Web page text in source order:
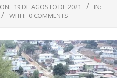
ON: 19 DE AGOSTO DE 2021
IN:
WITH: 0 COMMENTS